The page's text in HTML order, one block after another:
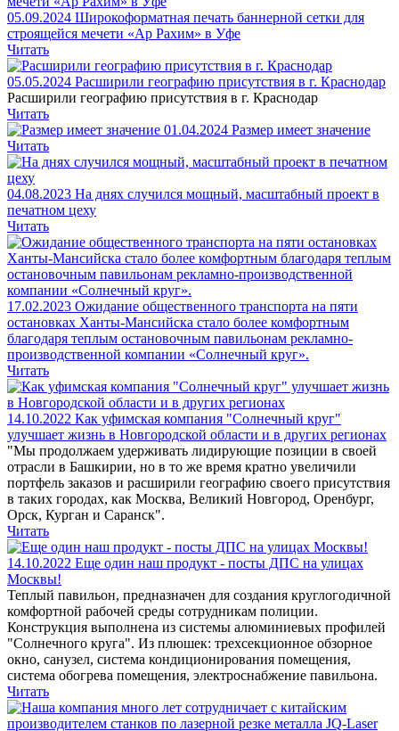
05.09.2024 Широкоформатная печать баннерной сетки для
строящейся мечети «Ар Рахим» в Уфе
Читать
05.05.2024 Расширили географию присутствия в г. Краснодар
Расширили географию присутствия в г. Краснодар
Читать
01.04.2024 Размер имеет значение
Читать
04.08.2023 На днях случился мощный, масштабный проект в
печатном цеху
Читать
17.02.2023 Ожидание общественного транспорта на пяти
остановках Ханты-Мансийска стало более комфортным
благодаря теплым остановочным павильонам рекламно-
производственной компании «Солнечный круг».
Читать
14.10.2022 Как уфимская компания "Солнечный круг"
улучшает жизнь в Новгородской области и в других регионах
"Мы продолжаем удерживать лидирующие позиции в своей
отрасли в Башкирии, но в то же время кратно увеличили
портфель заказов и расширили географию своего присутствия
в таких городах, как Москва, Великий Новгород, Оренбург,
Орск, Курган и Саранск".
Читать
14.10.2022 Еще один наш продукт - посты ДПС на улицах
Москвы!
Теплый павильон, предназначен для создания круглогодичной
комфортной рабочей среды сотрудникам полиции.
Конструкция выполнена из системы алюминиевых профилей
"Солнечного круга". Из плюшек: трехсекционное обзорное
окно, санузел, система кондиционирования помещения,
система обогрева помещения, электроснабжение павильона.
Читать